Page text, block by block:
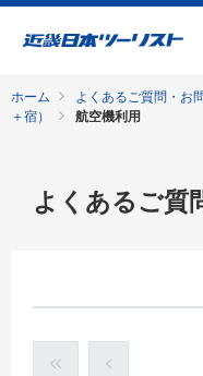
ホーム よくあるご質問・お
＋宿）
航空機利用
よくあるご質